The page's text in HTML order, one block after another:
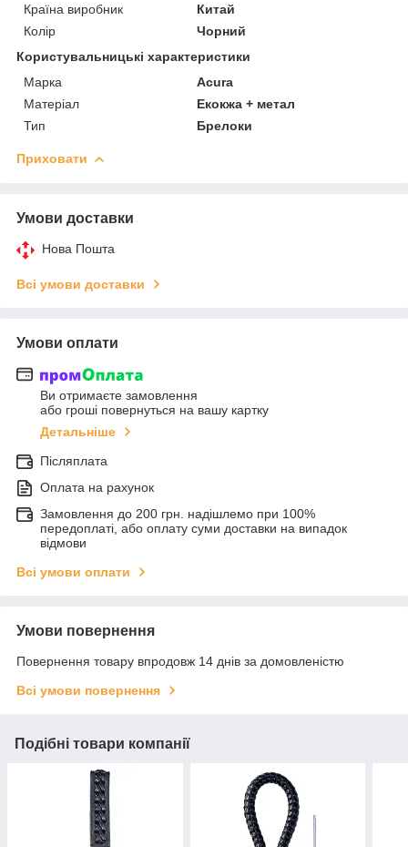
Країна виробник
Китай
Колір
Чорний
Користувальницькі характеристики
Марка
Acura
Матеріал
Екокжа + метал
Тип
Брелоки
Приховати
Умови доставки
Нова Пошта
Всі умови доставки
Умови оплати
Ви отримаєте замовлення
або гроші повернуться на вашу картку
Детальніше
Післяплата
Оплата на рахунок
Замовлення до 200 грн. надішлемо при 100%
передоплаті, або оплату суми доставки на випадок
відмови
Всі умови оплати
Умови повернення
Повернення товару впродовж 14 днів за домовленістю
Всі умови повернення
Подібні товари компанії